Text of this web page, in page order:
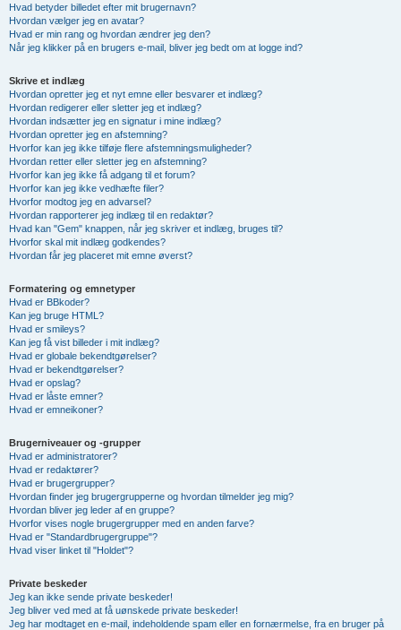
Hvad betyder billedet efter mit brugernavn?
Hvordan vælger jeg en avatar?
Hvad er min rang og hvordan ændrer jeg den?
Når jeg klikker på en brugers e-mail, bliver jeg bedt om at logge ind?
Skrive et indlæg
Hvordan opretter jeg et nyt emne eller besvarer et indlæg?
Hvordan redigerer eller sletter jeg et indlæg?
Hvordan indsætter jeg en signatur i mine indlæg?
Hvordan opretter jeg en afstemning?
Hvorfor kan jeg ikke tilføje flere afstemningsmuligheder?
Hvordan retter eller sletter jeg en afstemning?
Hvorfor kan jeg ikke få adgang til et forum?
Hvorfor kan jeg ikke vedhæfte filer?
Hvorfor modtog jeg en advarsel?
Hvordan rapporterer jeg indlæg til en redaktør?
Hvad kan "Gem" knappen, når jeg skriver et indlæg, bruges til?
Hvorfor skal mit indlæg godkendes?
Hvordan får jeg placeret mit emne øverst?
Formatering og emnetyper
Hvad er BBkoder?
Kan jeg bruge HTML?
Hvad er smileys?
Kan jeg få vist billeder i mit indlæg?
Hvad er globale bekendtgørelser?
Hvad er bekendtgørelser?
Hvad er opslag?
Hvad er låste emner?
Hvad er emneikoner?
Brugerniveauer og -grupper
Hvad er administratorer?
Hvad er redaktører?
Hvad er brugergrupper?
Hvordan finder jeg brugergrupperne og hvordan tilmelder jeg mig?
Hvordan bliver jeg leder af en gruppe?
Hvorfor vises nogle brugergrupper med en anden farve?
Hvad er "Standardbrugergruppe"?
Hvad viser linket til "Holdet"?
Private beskeder
Jeg kan ikke sende private beskeder!
Jeg bliver ved med at få uønskede private beskeder!
Jeg har modtaget en e-mail, indeholdende spam eller en fornærmelse, fra en bruger på